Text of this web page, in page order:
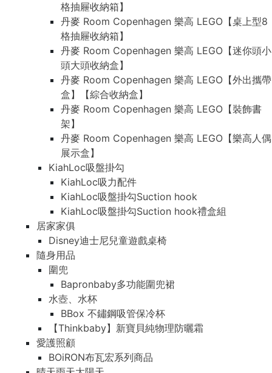
格抽屜收納箱】
丹麥 Room Copenhagen 樂高 LEGO【桌上型8
格抽屜收納箱】
丹麥 Room Copenhagen 樂高 LEGO【迷你頭小
頭大頭收納盒】
丹麥 Room Copenhagen 樂高 LEGO【外出攜帶
盒】【綜合收納盒】
丹麥 Room Copenhagen 樂高 LEGO【裝飾書
架】
丹麥 Room Copenhagen 樂高 LEGO【樂高人偶
展示盒】
KiahLoc吸盤掛勾
KiahLoc吸力配件
KiahLoc吸盤掛勾Suction hook
KiahLoc吸盤掛勾Suction hook禮盒組
居家家俱
Disney迪士尼兒童遊戲桌椅
隨身用品
圍兜
Bapronbaby多功能圍兜裙
水壺、水杯
BBox 不鏽鋼吸管保冷杯
【Thinkbaby】新寶貝純物理防曬霜
愛護照顧
BOiRON布瓦宏系列商品